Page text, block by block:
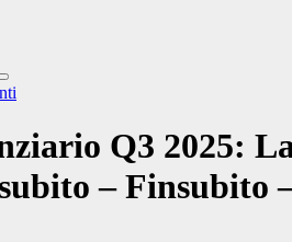
Q3 2025:
– Finsubito –